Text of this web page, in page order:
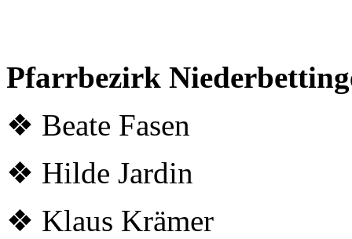
Pfarrbezirk
❖ Beate Fasen
❖ Hilde Jardin
❖ Klaus Krämer